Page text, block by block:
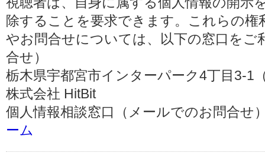
除することを要求できます。これらの権
やお問合せについては、以下の窓口をご
合せ）
栃木県宇都宮市インターパーク4丁目3-1
株式会社 HitBit
個人情報相談窓口（メールでのお問合せ
ーム